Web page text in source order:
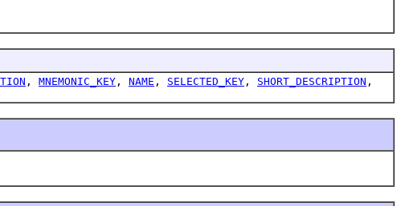
, MNEMONIC_KEY , NAME , SELECTED_KEY , SHORT_DESCRIPTION ,